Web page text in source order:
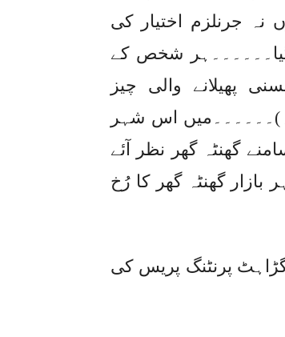
جرنلزم اختیار کی
شخص کے
پھیلانے والی چیز
اس شہر
گھنٹہ گھر نظر آئے
گھنٹہ گھر کا رُخ
پرنٹنگ پریس کی